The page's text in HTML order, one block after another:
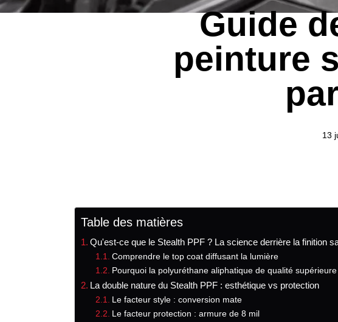
Guide
peinture
13
Table des matières
Qu'est-ce que le Stealth PPF ? La science derrière la finition
Comprendre le top coat diffusant la lumière
Pourquoi la polyuréthane aliphatique de qualité
La double nature du Stealth PPF : esthétique vs protection
Le facteur style : conversion mate
Le facteur protection : armure de 8 mil